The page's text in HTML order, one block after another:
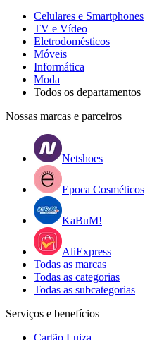
Celulares e Smartphones
TV e Vídeo
Eletrodomésticos
Móveis
Informática
Moda
Todos os departamentos
Nossas marcas e parceiros
Netshoes
Epoca Cosméticos
KaBuM!
AliExpress
Todas as marcas
Todas as categorias
Todas as subcategorias
Serviços e benefícios
Cartão Luiza